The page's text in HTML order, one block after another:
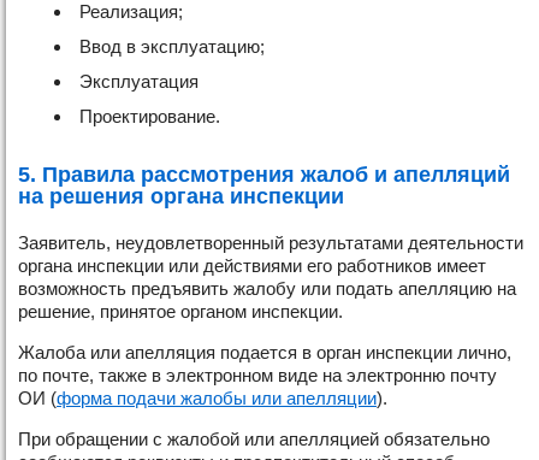
Реализация;
Ввод в эксплуатацию;
Эксплуатация
Проектирование.
5. Правила рассмотрения жалоб и апелляций
на решения органа инспекции
Заявитель, неудовлетворенный результатами деятельности
органа инспекции или действиями его работников имеет
возможность предъявить жалобу или подать апелляцию на
решение, принятое органом инспекции.
Жалоба или апелляция подается в орган инспекции лично,
по почте, также в электронном виде на электронню почту
ОИ (форма подачи жалобы или апелляции).
При обращении с жалобой или апелляцией обязательно